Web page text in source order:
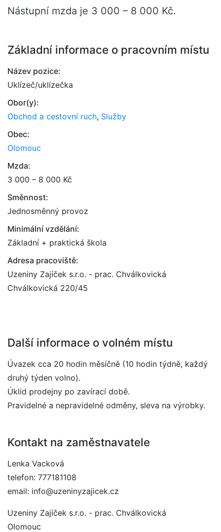
Nástupní mzda je 3 000 – 8 000 Kč.
Základní informace o pracovním místu
Název pozice:
Uklízeč/uklízečka
Obor(y):
Obchod a cestovní ruch, Služby
Obec:
Olomouc
Mzda:
3 000 – 8 000 Kč
Směnnost:
Jednosměnný provoz
Minimální vzdělání:
Základní + praktická škola
Adresa pracoviště:
Uzeniny Zajíček s.r.o. - prac. Chválkovická
Chválkovická 220/45
Další informace o volném místu
Úvazek cca 20 hodin měsíčně (10 hodin týdně, každý
druhý týden volno).
Úklid prodejny po zavírací době.
Pravidelné a nepravidelné odměny, sleva na výrobky.
Kontakt na zaměstnavatele
Lenka Vacková
telefon: 777181108
email: info@uzeninyzajicek.cz
Uzeniny Zajíček s.r.o. - prac. Chválkovická
Olomouc